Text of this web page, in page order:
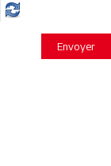
Envoyer